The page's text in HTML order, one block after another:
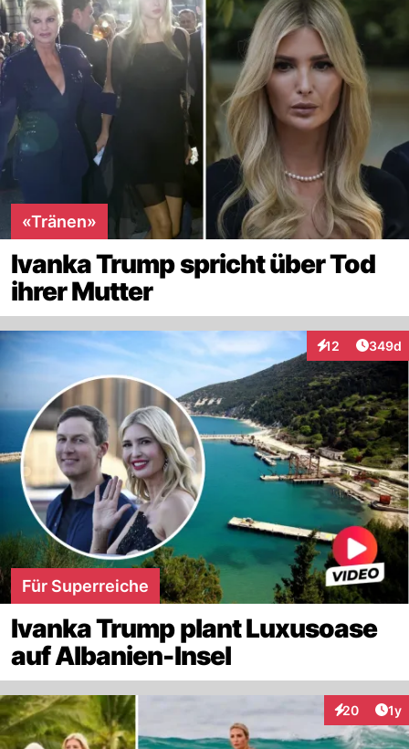
«Tränen»
Ivanka Trump spricht über Tod
ihrer Mutter
12
Interaktionen
349d
Für Superreiche
Ivanka Trump plant Luxusoase
auf Albanien-Insel
20 1y